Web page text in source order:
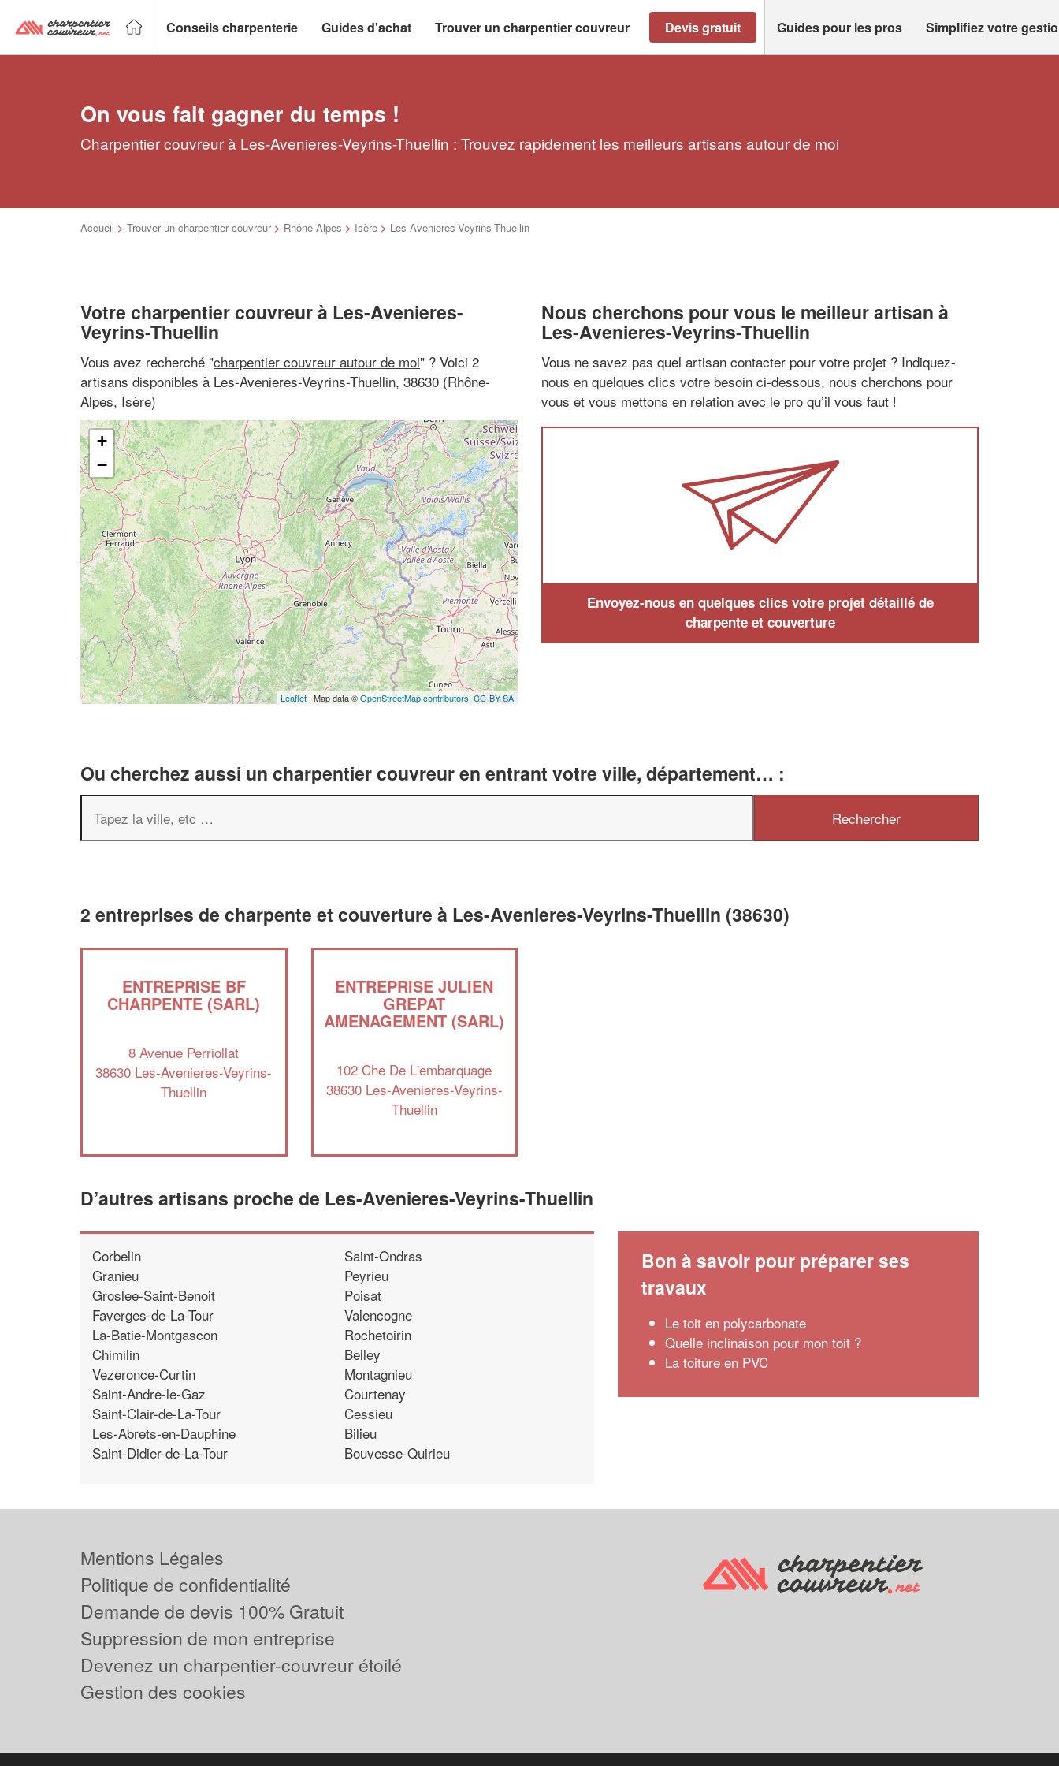
Conseils charpenterie Guides d'achat Trouver un charpentier couvreur Devis gratuit Guides pour les pros Simplifiez votre
On vous fait gagner du temps !
Charpentier couvreur à Les-Avenieres-Veyrins-Thuellin : Trouvez rapidement les meilleurs artisans autour de moi
Accueil > Trouver un charpentier couvreur > Rhône-Alpes > Isère > Les-Avenieres-Veyrins-Thuellin
Votre charpentier couvreur à Les-Avenieres-
Veyrins-Thuellin
Vous avez recherché "charpentier couvreur autour de moi" ? Voici 2
artisans disponibles à Les-Avenieres-Veyrins-Thuellin, 38630 (Rhône-
Alpes, Isère)
+
−
Leaflet | Map data ©OpenStreetMap contributors, CC-BY-SA
Nous cherchons pour vous le meilleur artisan à
Les-Avenieres-Veyrins-Thuellin
Vous ne savez pas quel artisan contacter pour votre projet ? Indiquez-
nous en quelques clics votre besoin ci-dessous, nous cherchons pour
vous et vous mettons en relation avec le pro qu’il vous faut !
Envoyez-nous en quelques clics votre projet détaillé de
charpente et couverture
Ou cherchez aussi un charpentier couvreur en entrant votre ville, département… :
2 entreprises de charpente et couverture à Les-Avenieres-Veyrins-Thuellin (38630)
ENTREPRISE BF
CHARPENTE (SARL)
8 Avenue Perriollat
38630 Les-Avenieres-Veyrins-
Thuellin
ENTREPRISE JULIEN
GREPAT
AMENAGEMENT (SARL)
102 Che De L'embarquage
38630 Les-Avenieres-Veyrins-
Thuellin
D’autres artisans proche de Les-Avenieres-Veyrins-Thuellin
Corbelin
Granieu
Groslee-Saint-Benoit
Faverges-de-La-Tour
La-Batie-Montgascon
Chimilin
Vezeronce-Curtin
Saint-Andre-le-Gaz
Saint-Clair-de-La-Tour
Les-Abrets-en-Dauphine
Saint-Didier-de-La-Tour
Saint-Ondras
Peyrieu
Poisat
Valencogne
Rochetoirin
Belley
Montagnieu
Courtenay
Cessieu
Bilieu
Bouvesse-Quirieu
Bon à savoir pour préparer ses
travaux
Le toit en polycarbonate
Quelle inclinaison pour mon toit ?
La toiture en PVC
Vous êtes un
professionnel ?
Mentions Légales
Politique de confidentialité
Demande de devis 100% Gratuit
Suppression de mon entreprise
Devenez un charpentier-couvreur étoilé
Gestion des cookies